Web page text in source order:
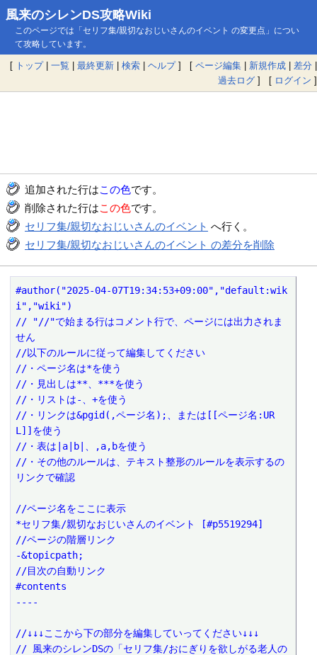
風来のシレンDS攻略Wiki
このページでは「セリフ集/親切なおじいさんのイベント の変更点」につい
て攻略しています。
[ トップ| 一覧 | 最終更新 | 検索 | ヘルプ] [ ページ編集 | 新規作成 | 差分 |
過去ログ ] [ ログイン ]
追加された行はこの色です。
削除された行はこの色です。
セリフ集/親切なおじいさんのイベント へ行く。
セリフ集/親切なおじいさんのイベント の差分を削除
#author("2025-04-07T19:34:53+09:00","default:wik
i","wiki")
// "//"で始まる行はコメント行で、ページには出力されま
せん
//以下のルールに従って編集してください
//・ページ名は*を使う
//・見出しは**、***を使う
//・リストは-、+を使う
//・リンクは&pgid(,ページ名);、または[[ページ名:UR
L]]を使う
//・表は|a|b|、,a,bを使う
//・その他のルールは、テキスト整形のルールを表示するの
リンクで確認
//ページ名をここに表示
*セリフ集/親切なおじいさんのイベント [#p5519294]
//ページの階層リンク
-&topicpath;
//目次の自動リンク
#contents
----
//↓↓↓ここから下の部分を編集していってください↓↓↓
// 風来のシレンDSの「セリフ集/おにぎりを欲しがる老人の